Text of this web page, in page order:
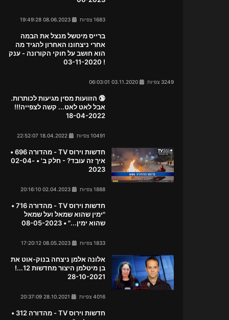
1683 צפיות
ברייס מיטשל מנצל את הבמה
אחרי ניצחונו האחרון להגיד מה
הוא חושב על חוקי הקורונה - ענק
! 03-11-2020
3249 צפיות
🔞 הזוועות מסין מגיעות לכותרות.
אבל לאט לאט... קשה לצפייה!!!
18-04-2022
10491 צפיות
חדשות וירוס TV - מהדורה 696 •
איך זה עובד? - חלק ב' • 02-04-
2023
1888 צפיות
חדשות וירוס TV - מהדורה 716 •
"ימין שהוא שמאל ועל שמאל
שהוא ימין..." • 08-05-2023
1833 צפיות
אלונה אלמן ניצחה בנוק-אוט את
בן מיטלמן היצור מחדשות 12...!
28-10-2021
4016 צפיות
חדשות וירוס TV - מהדורה 312 •